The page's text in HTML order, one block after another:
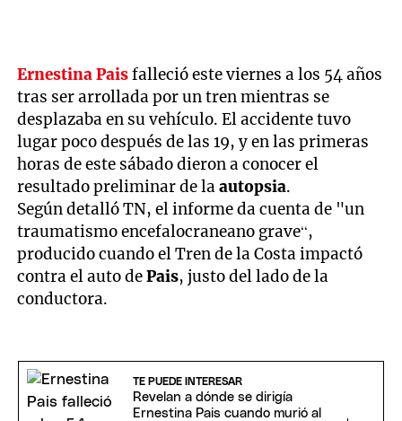
Ernestina Paisfalleció este viernes a los 54 años
tras ser arrollada por un tren mientras se
desplazaba en su vehículo. El accidente tuvo
lugar poco después de las 19, y en las primeras
horas de este sábado dieron a conocer el
resultado preliminar de laautopsia.
Según detalló TN, el informe da cuenta de "un
traumatismo encefalocraneano grave“,
producido cuando el Tren de la Costa impactó
contra el auto dePais, justo del lado de la
conductora.
TE PUEDE INTERESAR
Revelan a dónde se dirigía
Ernestina Pais cuando murió al